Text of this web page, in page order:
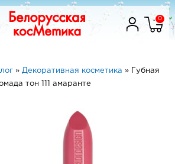
0
» Декоративная косметика »
Губная
тон 111 амаранте